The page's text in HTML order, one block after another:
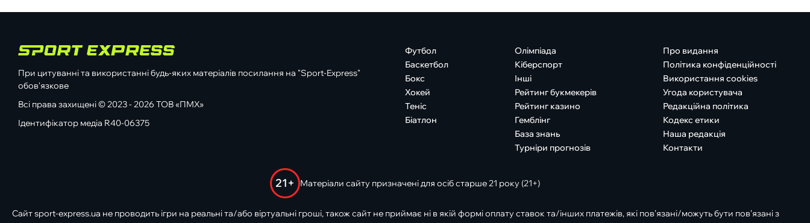
При цитуванні та використанні будь-яких матеріалів посилання на "Sport-Express"
обов'язкове
Всі права захищені © 2023 - 2026 ТОВ «ПМХ»
Ідентифікатор медіа R40-06375
Футбол
Баскетбол
Бокс
Хокей
Теніс
Біатлон
Олімпіада
Кіберспорт
Інші
Рейтинг букмекерів
Рейтинг казино
Гемблінг
База знань
Турніри прогнозів
Про видання
Політика конфіденційності
Використання cookies
Угода користувача
Редакційна політика
Кодекс етики
Наша редакція
Контакти
21+ Матеріали сайту призначені для осіб старше 21 року (21+)
Сайт sport-express.ua не проводить ігри на реальні та/або віртуальні гроші, також сайт не приймає ні в якій формі оплату ставок та/інших платежів, які пов’язані/можуть бути пов’язані з